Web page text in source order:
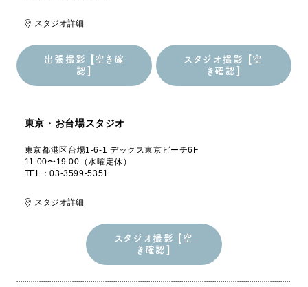
スタジオ詳細
出張撮影 [空き確
認]
スタジオ撮影 [空
き確認]
東京・お台場スタジオ
東京都港区台場1-6-1 デックス東京ビーチ6F
11:00〜19:00（水曜定休）
TEL：03-3599-5351
スタジオ詳細
スタジオ撮影 [空
き確認]
スタジオ撮影 [空